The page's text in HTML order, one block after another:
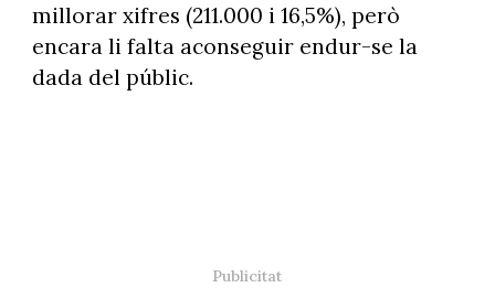
millorar xifres (211.000 i 16,5%), però
encara li falta aconseguir endur-se la
dada del públic.